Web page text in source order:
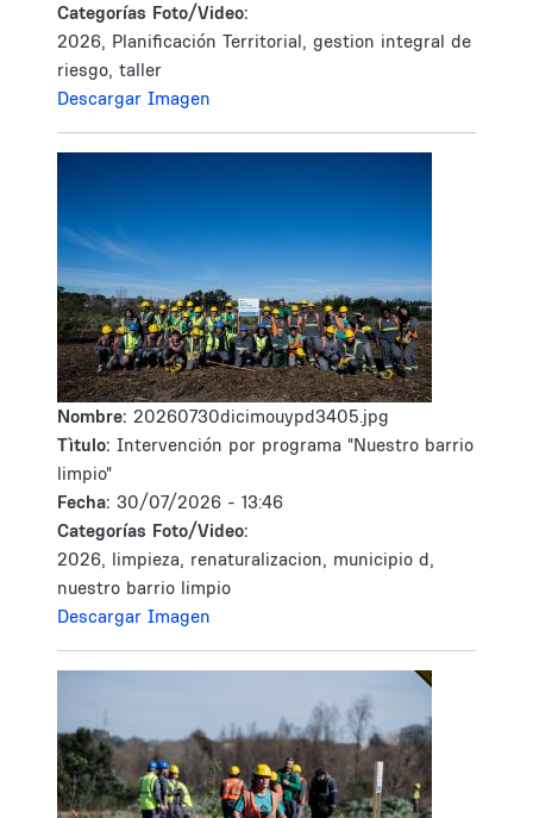
Categorías Foto/Video:
2026, Planificación Territorial, gestion integral de
riesgo, taller
Descargar Imagen
Nombre: 20260730dicimouypd3405.jpg
Tìtulo: Intervención por programa "Nuestro barrio
limpio"
Fecha: 30/07/2026 - 13:46
Categorías Foto/Video:
2026, limpieza, renaturalizacion, municipio d,
nuestro barrio limpio
Descargar Imagen